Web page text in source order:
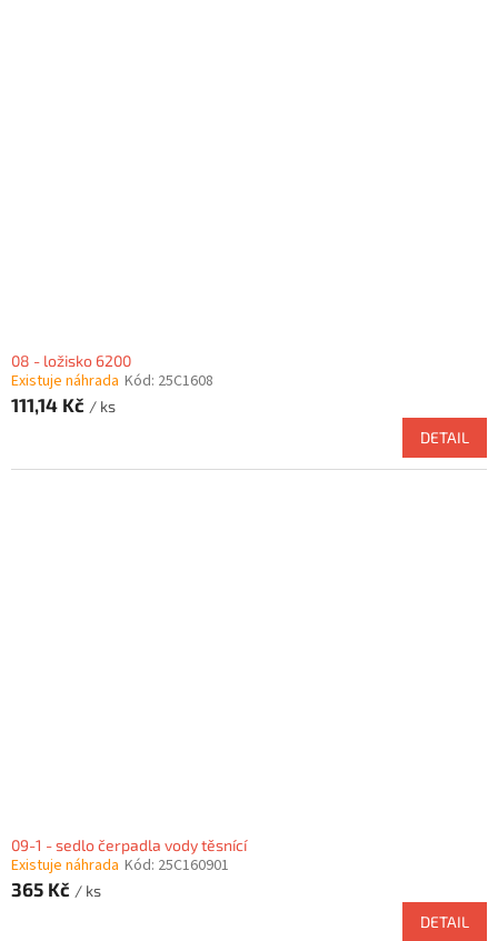
08 - ložisko 6200
Existuje náhrada Kód: 25C1608
111,14 Kč / ks
DETAIL
09-1 - sedlo čerpadla vody těsnící
Existuje náhrada Kód: 25C160901
365 Kč / ks
DETAIL